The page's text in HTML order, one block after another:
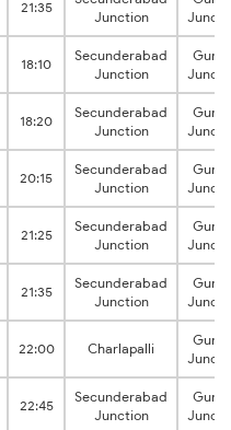
21:35
Junction
18:10
Secunderabad
Junction
18:20
Secunderabad
Junction
20:15
Secunderabad
Junction
21:25
Secunderabad
Junction
21:35
Secunderabad
Junction
22:00 Charlapalli
22:45
Secunderabad
Junction